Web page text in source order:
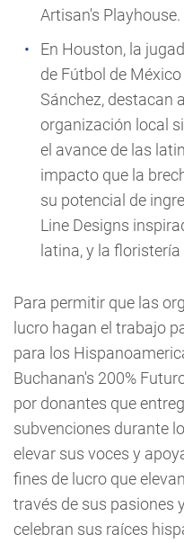
Artisan's Playhouse.
En Houston, la
de Fútbol de
Sánchez, destacan a
organización local
el avance de las
impacto que la
su potencial de
Line Designs
latina, y la floristería
Para permitir que las
lucro hagan el trabajo
para los
Buchanan's 200%
por donantes que
subvenciones durante
elevar sus voces y
fines de lucro que
través de sus pasiones
celebran sus raíces